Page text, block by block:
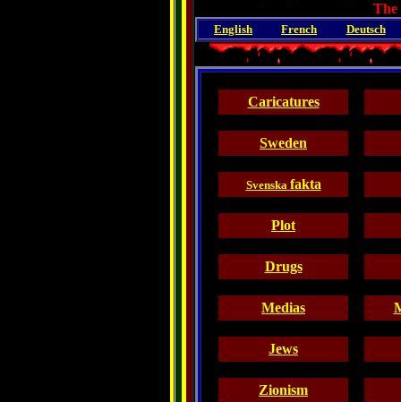
The
English French Deutsch
Caricatures
Sweden
Svenska fakta
Plot
Drugs
Medias
Jews
Zionism